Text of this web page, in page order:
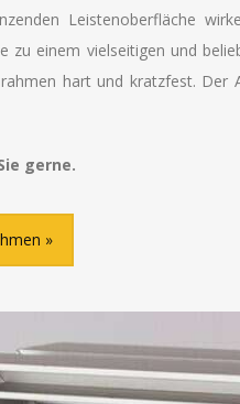
Leistenoberfläche
zu einem vielseitigen und
hart und kratzfest. Der
gerne.